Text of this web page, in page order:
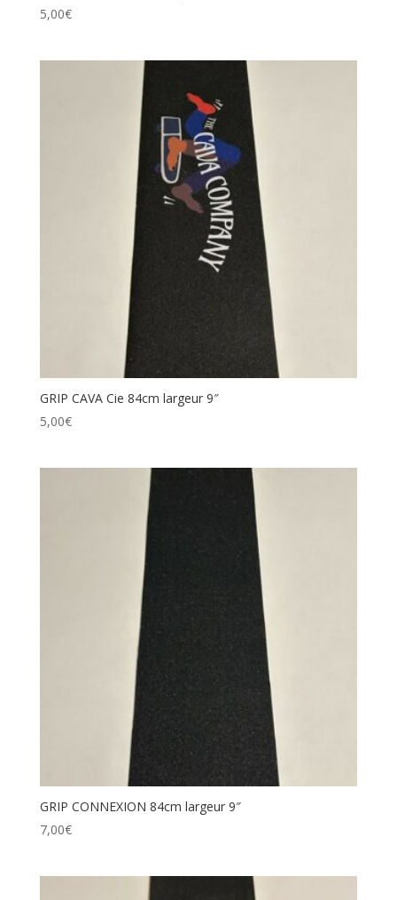
5,00€
GRIP CAVA Cie 84cm largeur 9″
5,00€
GRIP CONNEXION 84cm largeur 9″
7,00€